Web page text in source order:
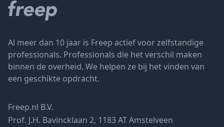
Al meer dan 10 jaar is Freep actief voor zelfstandige
professionals. Professionals die het verschil maken
binnen de overheid. We helpen ze bij het vinden van
een geschikte opdracht.
Freep.nl B.V.
Prof. J.H. Bavincklaan 2, 1183 AT Amstelveen